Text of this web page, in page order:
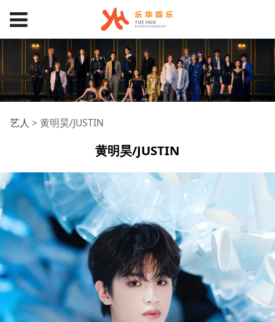
黄明昊/JUSTIN
艺人 > 黄明昊/JUSTIN
黄明昊/JUSTIN